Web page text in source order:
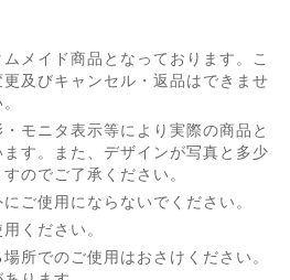
メイド商品となっております。こ
及びキャンセル・返品はできませ
モニタ表示等により実際の商品と
す。また、デザインが写真と多少
のでご了承ください。
ご使用にならないでください。
ください。
所でのご使用はおさけください。